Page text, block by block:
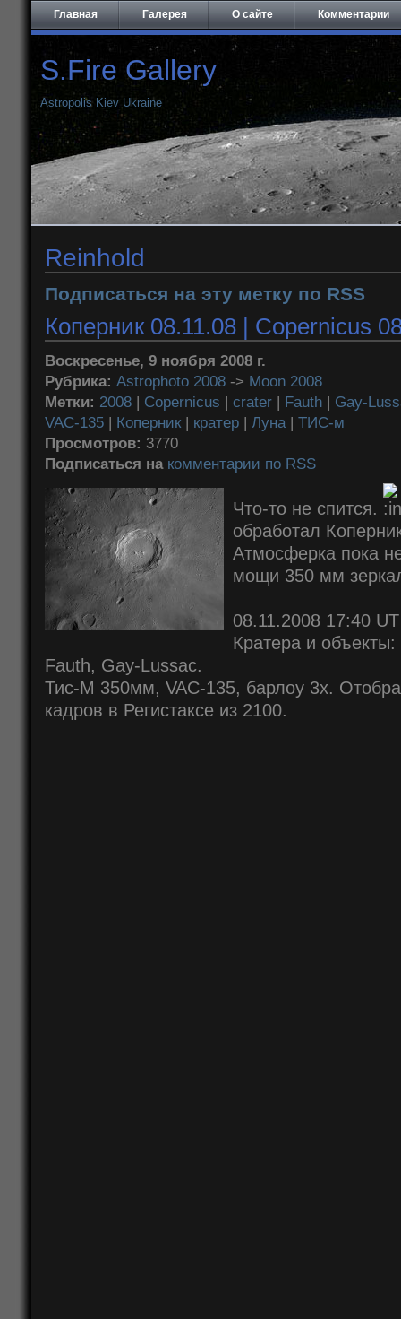
Главная Галерея О сайте Комментарии
S.Fire Gallery
Astropolis Kiev Ukraine
Reinhold
Подписаться на эту метку по RSS
Коперник 08.11.08 | Copernicus
Воскресенье, 9 ноября 2008 г.
Рубрика: Astrophoto 2008 -> Moon 2008
Метки: 2008 | Copernicus | crater | Fauth | Gay-
VAC-135 | Коперник| кратер | Луна| ТИС-м
Просмотров: 3770
Подписаться на комментарии по RSS
Что-то не спится.
обработал
Атмосферка пока
мощи 350 мм
08.11.2008 17:40
Кратера и
Fauth, Gay-Lussac.
Тис-М 350мм, VAC-135, барлоу 3x.
кадров в Регистаксе из 2100.